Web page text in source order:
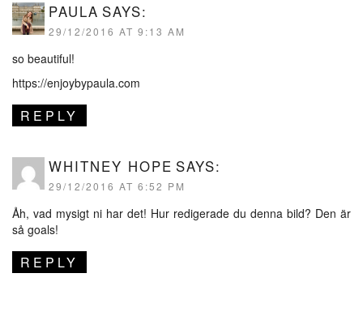
PAULA SAYS:
29/12/2016 AT 9:13 AM
so beautiful!
https://enjoybypaula.com
REPLY
WHITNEY HOPE SAYS:
29/12/2016 AT 6:52 PM
Åh, vad mysigt ni har det! Hur redigerade du denna bild? Den är
så goals!
REPLY